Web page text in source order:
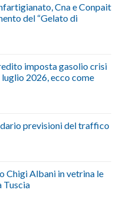
Cna e Conpait
del “Gelato di
imposta gasolio crisi
2026, ecco come
previsioni del traffico
Chigi Albani in vetrina le
Tuscia